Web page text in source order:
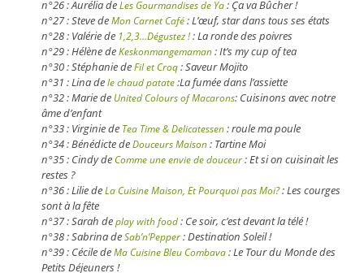
n°26 : Aurélia deLes Gourmandises de Ya: Ça va Bûcher !
n°27 : Steve deMon Carnet Café: L’œuf, star dans tous ses états
n°28 : Valérie de 1,2,3…Dégustez !: La ronde des poivres
n°29 : Hélène deKeskonmangemaman: It’s my cup of tea
n°30 : Stéphanie deFil et Croq: Saveur Mojito
n°31 : Lina dele chaud patate:La fumée dans l’assiette
n°32 : Marie de United Colours of Macarons: Cuisinons avec notre
âme d’enfant
n°33 : Virginie de Tea Time & Delicatessen: roule ma poule
n°34 : Bénédicte deDouceurs Maison: Tartine Moi
n°35 : Cindy de Comme une envie de douceur: Et si on cuisinait les
restes ?
n°36 : Lilie deLa Cuisine Maison, Et Pourquoi pas Moi?: Les courges
sont à la fête
n°37 : Sarah deplay with food: Ce soir, c’est devant la télé !
n°38 : Sabrina deSab’n’Pepper: Destination Soleil !
n°39 : Cécile deMa Cuisine Bleu Combava: Le Tour du Monde des
Petits Déjeuners !